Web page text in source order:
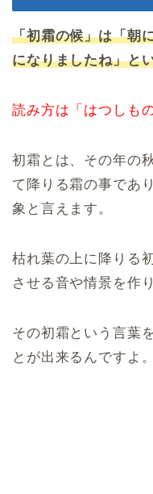
「初霜の候」は「朝
になりましたね」と
読み方は「はつしも
初霜とは、その年の
て降りる霜の事であ
象と言えます。
枯れ葉の上に降りる
させる音や情景を作
その初霜という言葉
とが出来るんですよ。